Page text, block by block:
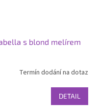
s blond melírem
Termín dodání na dotaz
DETAIL